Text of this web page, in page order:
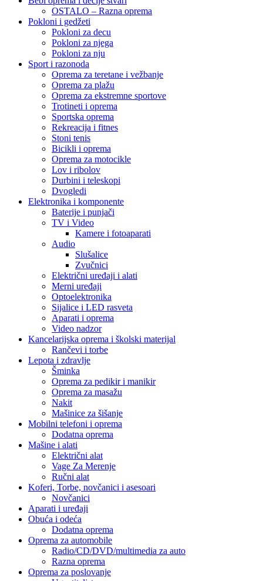
OSTALO – Razna oprema
Pokloni i gedžeti
Pokloni za decu
Pokloni za njega
Pokloni za nju
Sport i razonoda
Oprema za teretane i vežbanje
Oprema za plažu
Oprema za ekstremne sportove
Trotineti i oprema
Sportska oprema
Rekreacija i fitnes
Stoni tenis
Bicikli i oprema
Oprema za motocikle
Lov i ribolov
Durbini i teleskopi
Dvogledi
Elektronika i komponente
Baterije i punjači
TV i Video
Kamere i fotoaparati
Audio
Slušalice
Zvučnici
Električni uređaji i alati
Merni uređaji
Optoelektronika
Sijalice i LED rasveta
Aparati i oprema
Video nadzor
Kancelarijska oprema i školski materijal
Rančevi i torbe
Lepota i zdravlje
Šminka
Oprema za pedikir i manikir
Oprema za masažu
Nakit
Mašinice za šišanje
Mobilni telefoni i oprema
Dodatna oprema
Mašine i alati
Električni alat
Vage Za Merenje
Ručni alat
Koferi, Torbe, novčanici i asesoari
Novčanici
Aparati i uređaji
Obuća i odeća
Dodatna oprema
Oprema za automobile
Radio/CD/DVD/multimedia za auto
Razna oprema
Oprema za poslovanje